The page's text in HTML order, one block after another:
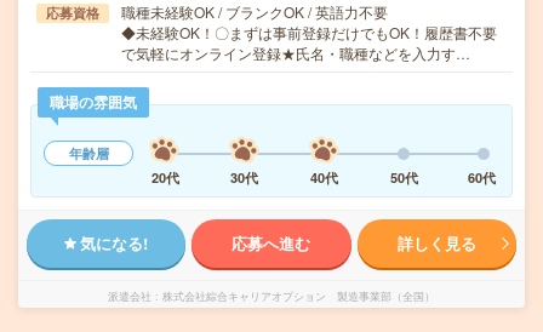
応募資格
職種未経験OK / ブランクOK / 英語力不要
◆未経験OK！〇まずは事前登録だけでもOK！履歴書不要
で気軽にオンライン登録★氏名・職種などを入力す…
職場の雰囲気
年齢層
20代
30代 40代 50代 60代
気になる! 応募へ進む 詳しく見る
派遣会社 株式会社綜合キャリアオプション 製造事業部（全国）